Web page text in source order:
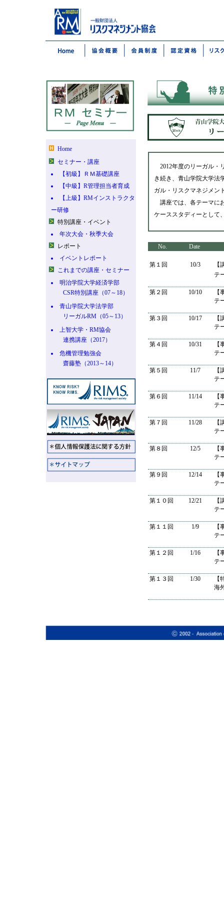
Home
セミナー・講座
【初級】ＲＭ基礎講座
【中級】R管理担当者育成
【上級】RMインストラクタ
ー研修
特別講座・イベント
年次大会・秋季大会
レポート
イベントレポート
これまでの講座・セミナー
明治学院大学経済学部
CSR特別講座（07～18）
青山学院大学法学部
リーガルRM（05～13）
上智大学・RM協会
連携講座（2017）
危機管理勉強会
齋藤塾（2013～14）
2012年度のリーガル・
き続き、青山学院大学法
ガル・リスクマネジメン
講座では、各テーマに
ケーススタディーとして
No. Date
第１回 10/3
【
テ
第２回 10/10
【
テ
第３回 10/17
【
テ
第４回 10/31
【
テ
第５回 11/7
【
テ
第６回 11/14
【
テ
第７回 11/28
【
テ
第８回 12/5
【
テ
第９回 12/14
【
テ
第１０回 12/21
【
テ
第１１回 1/9
【
テ
第１２回 1/16
【
テ
第１３回 1/30
【
海